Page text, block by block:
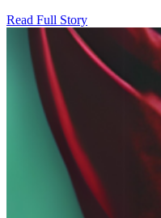
Read Full Story